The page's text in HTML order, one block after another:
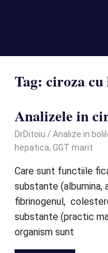
Tag: ciroza
Analizele in
May 24, 2025
DrDitoiu Analize in
hepatica, GGT marit
Care sunt functiile
substante (albumina,
fibrinogenul,
substante (practic
organism sunt